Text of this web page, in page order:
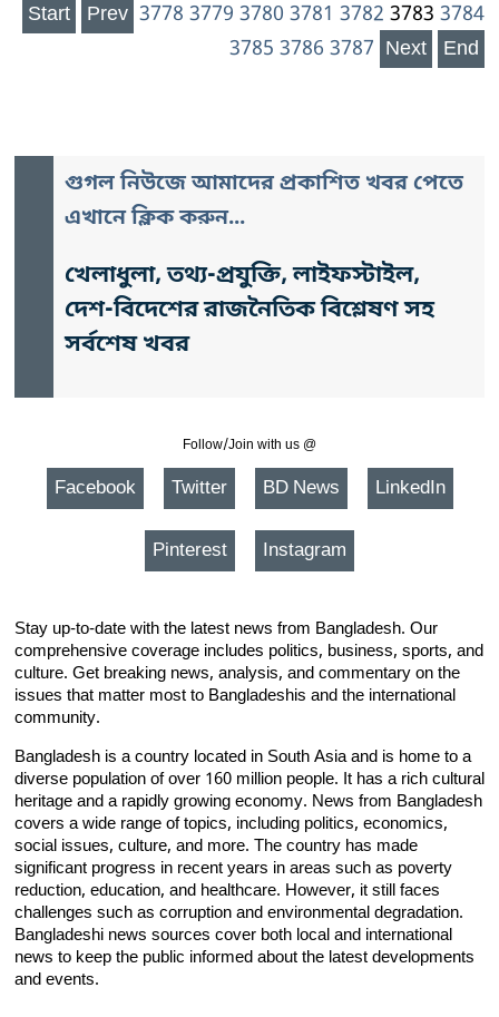
Start Prev 3778 3779 3780 3781 3782 3783 3784
3785 3786 3787 Next End
গুগল নিউজে আমাদের প্রকাশিত খবর পেতে
এখানে ক্লিক করুন...
খেলাধুলা, তথ্য-প্রযুক্তি, লাইফস্টাইল,
দেশ-বিদেশের রাজনৈতিক বিশ্লেষণ সহ
সর্বশেষ খবর
Follow/Join with us @
Facebook Twitter BD News LinkedIn
Pinterest Instagram
Stay up-to-date with the latest news from Bangladesh. Our
comprehensive coverage includes politics, business, sports, and
culture. Get breaking news, analysis, and commentary on the
issues that matter most to Bangladeshis and the international
community.
Bangladesh is a country located in South Asia and is home to a
diverse population of over 160 million people. It has a rich cultural
heritage and a rapidly growing economy. News from Bangladesh
covers a wide range of topics, including politics, economics,
social issues, culture, and more. The country has made
significant progress in recent years in areas such as poverty
reduction, education, and healthcare. However, it still faces
challenges such as corruption and environmental degradation.
Bangladeshi news sources cover both local and international
news to keep the public informed about the latest developments
and events.